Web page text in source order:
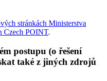
stránkách Ministerstva
Czech POINT.
postupu (o řešení
také z jiných zdrojů